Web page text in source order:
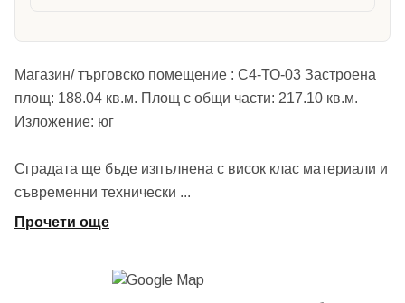
Магазин/ търговско помещение : С4-ТО-03 Застроена
площ: 188.04 кв.м. Площ с общи части: 217.10 кв.м.
Изложение: юг
Сградата ще бъде изпълнена с висок клас материали и
съвременни технически ...
Прочети още